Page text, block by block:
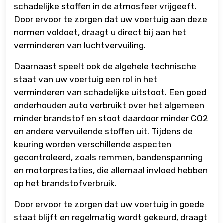
schadelijke stoffen in de atmosfeer vrijgeeft.
Door ervoor te zorgen dat uw voertuig aan deze
normen voldoet, draagt u direct bij aan het
verminderen van luchtvervuiling.
Daarnaast speelt ook de algehele technische
staat van uw voertuig een rol in het
verminderen van schadelijke uitstoot. Een goed
onderhouden auto verbruikt over het algemeen
minder brandstof en stoot daardoor minder CO2
en andere vervuilende stoffen uit. Tijdens de
keuring worden verschillende aspecten
gecontroleerd, zoals remmen, bandenspanning
en motorprestaties, die allemaal invloed hebben
op het brandstofverbruik.
Door ervoor te zorgen dat uw voertuig in goede
staat blijft en regelmatig wordt gekeurd, draagt